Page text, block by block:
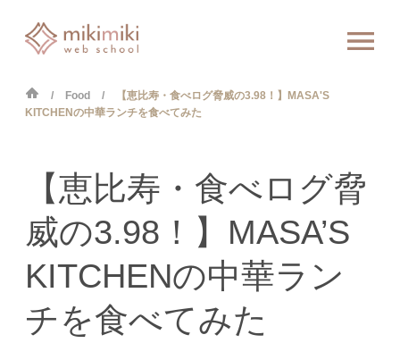
Food
【恵比寿・食べログ脅威の3.98！】MASA'S
KITCHENの中華ランチを食べてみた
【恵比寿・食べログ脅
威の3.98！】MASA’S
KITCHENの中華ラン
チを食べてみた